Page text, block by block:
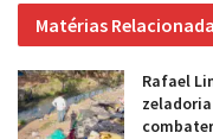
Matérias
Rafael